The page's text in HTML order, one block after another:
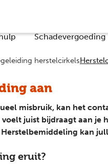
Schadevergoeding
herstelcirkels
aan
misbruik, kan het
juist bijdraagt aan je
kan
eruit?